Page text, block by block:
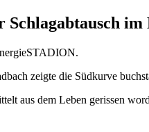
im
zeigte die Südkurve
aus dem Leben gerissen